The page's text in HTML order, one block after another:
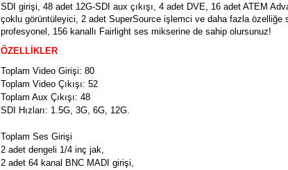
SDI girişi, 48 adet 12G-SDI aux çıkışı, 4 adet DVE, 16 adet ATEM
çoklu görüntüleyici, 2 adet SuperSource işlemci ve daha fazla
profesyonel, 156 kanallı Fairlight ses mikserine de sahip olursunuz!
ÖZELLİKLER
Toplam Video Girişi: 80
Toplam Video Çıkışı: 52
Toplam Aux Çıkışı: 48
SDI Hızları: 1.5G, 3G, 6G, 12G.
Toplam Ses Girişi
2 adet dengeli 1/4 inç jak,
2 adet 64 kanal BNC MADI girişi,